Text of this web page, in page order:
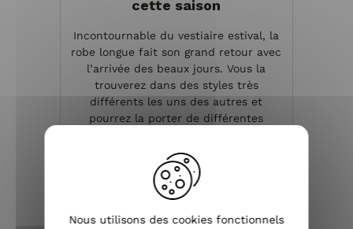
cette saison
Incontournable du vestiaire estival, la
robe longue fait son grand retour avec
l’arrivée des beaux jours. Vous la
trouverez dans des styles très
différents les uns des autres et
pourrez la porter de différentes
VOIR L'ARTICLE
Nous utilisons des cookies fonctionnels